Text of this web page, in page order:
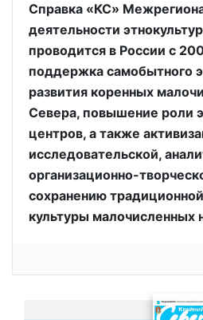
Справка «КС»
деятельности
проводится в России с
поддержка самобытного
развития коренных
Севера, повышение роли
центров, а также
исследовательской,
организационно-
сохранению
культуры малочисленных